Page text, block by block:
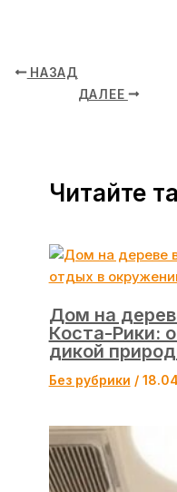
НАЗАД
ДАЛЕЕ
Читайте
Дом на
Коста-Рики:
дикой
Без рубрики /